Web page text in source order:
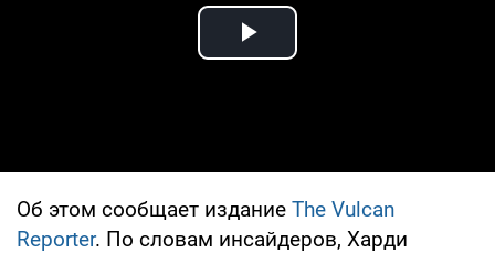
Play Video
Об этом сообщает издание The Vulcan
Reporter. По словам инсайдеров, Харди